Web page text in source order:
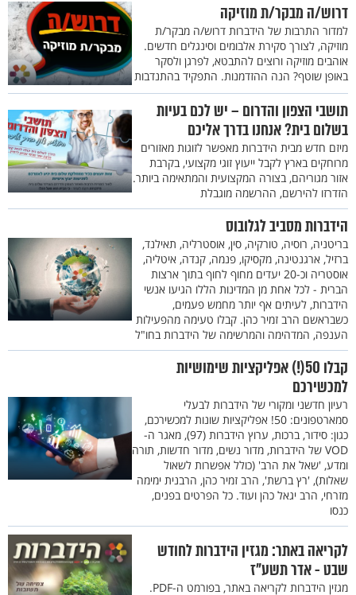
דרוש/ה מבקר/ת מוזיקה
למדור התרבות של הידברות דרוש/ה מבקר/ת
מוזיקה, לצורך סקירת אלבומים וסינגלים חדשים.
אוהבים מוזיקה ורוצים להתבטא, לפרגן ולסקר
באופן שוטף? הנה ההזדמנות. התפקיד בהתנדבות
תושבי הצפון והדרום – יש לכם בעיות
בשלום בית? אנחנו בדרך אליכם
מיזם חדש מבית הידברות מאפשר לזוגות מאזורים
מרוחקים בארץ לקבל ייעוץ זוגי מקצועי, בקרבת
אזור מגוריהם, בצורה המקצועית והמתאימה ביותר.
הזדרזו להירשם, ההרשמה מוגבלת
הידברות מסביב לגלובוס
בריטניה, רוסיה, טורקיה, סין, אוסטרליה, תאילנד,
ברזיל, ארגנטינה, מקסיקו, פנמה, קנדה, איטליה,
אוסטריה וכ-20 יעדים מחוף לחוף בתוך ארצות
הברית - לכל אחת מן המדינות הללו הגיעו אנשי
הידברות, לעיתים אף יותר מחמש פעמים,
כשבראשם הרב זמיר כהן. קבלו טעימה מהפעילות
הענפה, המדהימה והמרשימה של הידברות בחו"ל
קבלו 50(!) אפליקציות שימושיות
למכשירכם
רעיון חדשני ומקורי של הידברות לבעלי
סמארטפונים: 50! אפליקציות שונות למכשירכם,
כגון: סידור, ברכות, ערוץ הידברות (97), מאגר ה-
VOD של הידברות, מדור נשים, מדור חדשות, תורה
ומדע, 'שאל את הרב' (כולל אפשרות לשאול
שאלות), 'רץ ברשת', הרב זמיר כהן, הרבנית ימימה
מזרחי, הרב יגאל כהן ועוד. כל הפרטים בפנים,
כנסו
לקריאה באתר: מגזין הידברות לחודש
שבט - אדר תשע"ז
מגזין הידברות לקריאה באתר, בפורמט ה-PDF.